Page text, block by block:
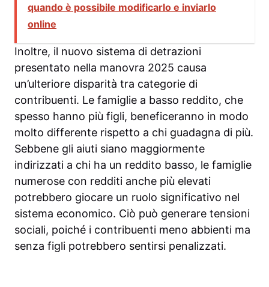
quando è possibile modificarlo e inviarlo
online
Inoltre, il nuovo sistema di detrazioni
presentato nella manovra 2025 causa
un’ulteriore disparità tra categorie di
contribuenti. Le famiglie a basso reddito, che
spesso hanno più figli, beneficeranno in modo
molto differente rispetto a chi guadagna di più.
Sebbene gli aiuti siano maggiormente
indirizzati a chi ha un reddito basso, le famiglie
numerose con redditi anche più elevati
potrebbero giocare un ruolo significativo nel
sistema economico. Ciò può generare tensioni
sociali, poiché i contribuenti meno abbienti ma
senza figli potrebbero sentirsi penalizzati.